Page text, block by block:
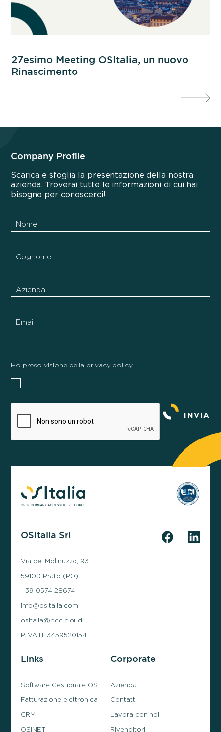
27esimo Meeting OSItalia, un nuovo
Rinascimento
Company Profile
Scarica e sfoglia la presentazione della nostra
azienda. Troverai tutte le informazioni di cui hai
bisogno per conoscerci!
Ho preso visione della privacy policy
INVIA
OSItalia Srl
Via del Molinuzzo, 93
59100 Prato (PO)
+39 0574 28674
info@ositalia.com
ositalia@pec.cloud
P.IVA IT13459520154
Links
Software Gestionale OS1
Fatturazione elettronica
CRM
OSINET
Corporate
Azienda
Contatti
Lavora con noi
Rivenditori